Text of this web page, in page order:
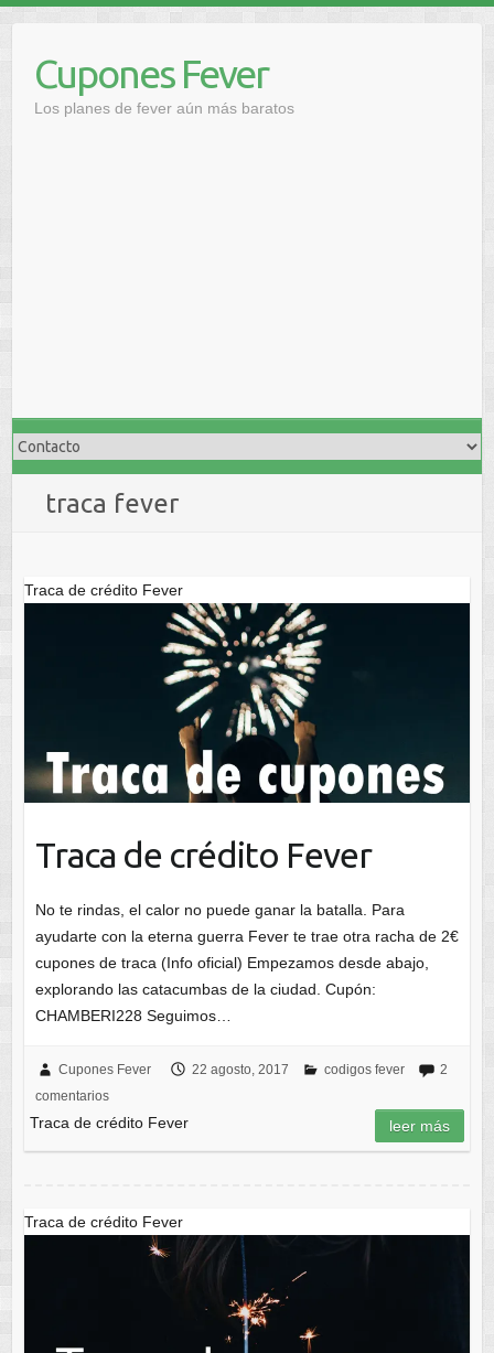
contenidoCupones Fever
Los planes de fever aún más baratos
traca fever
Traca de crédito Fever
Traca de crédito Fever
No te rindas, el calor no puede ganar la batalla. Para
ayudarte con la eterna guerra Fever te trae otra racha de 2€
cupones de traca (Info oficial) Empezamos desde abajo,
explorando las catacumbas de la ciudad. Cupón:
CHAMBERI228 Seguimos…
Cupones Fever 22 agosto, 2017 codigos fever
2
comentarios
Traca de crédito Fever leer más
Traca de crédito Fever